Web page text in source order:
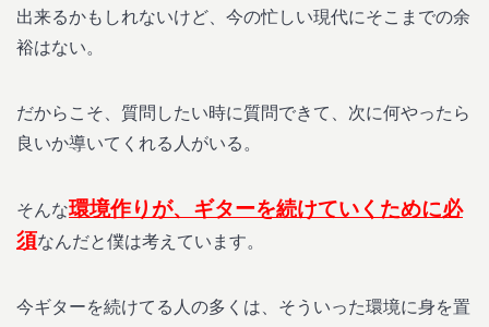
出来るかもしれないけど、今の忙しい現代にそこまでの余
裕はない。
だからこそ、質問したい時に質問できて、次に何やったら
良いか導いてくれる人がいる。
そんな環境作りが、ギターを続けていくために必
須なんだと僕は考えています。
今ギターを続けてる人の多くは、そういった環境に身を置